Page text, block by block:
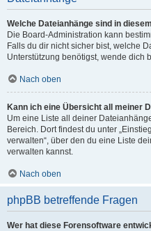
Welche Dateianhänge sind in
Die Board-Administration kann
Falls du dir nicht sicher bist, welche
Unterstützung benötigst, wende dich
Nach oben
Kann ich eine Übersicht all meiner
Um eine Liste all deiner
Bereich. Dort findest du unter
verwalten“, über den du eine Liste
verwalten kannst.
Nach oben
phpBB betreffende Fragen
Wer hat diese Forensoftware